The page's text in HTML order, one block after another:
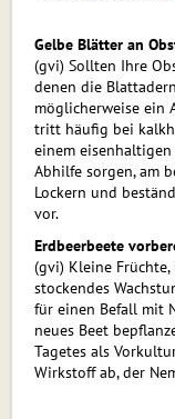
Gelbe Blätter an
(gvi) Sollten Ihre
denen die
möglicherweise ein
tritt häufig bei
einem
Abhilfe sorgen, am
Lockern und
vor.
Erdbeerbeete
(gvi) Kleine
stockendes
für einen Befall mit
neues Beet
Tagetes als
Wirkstoff ab, der